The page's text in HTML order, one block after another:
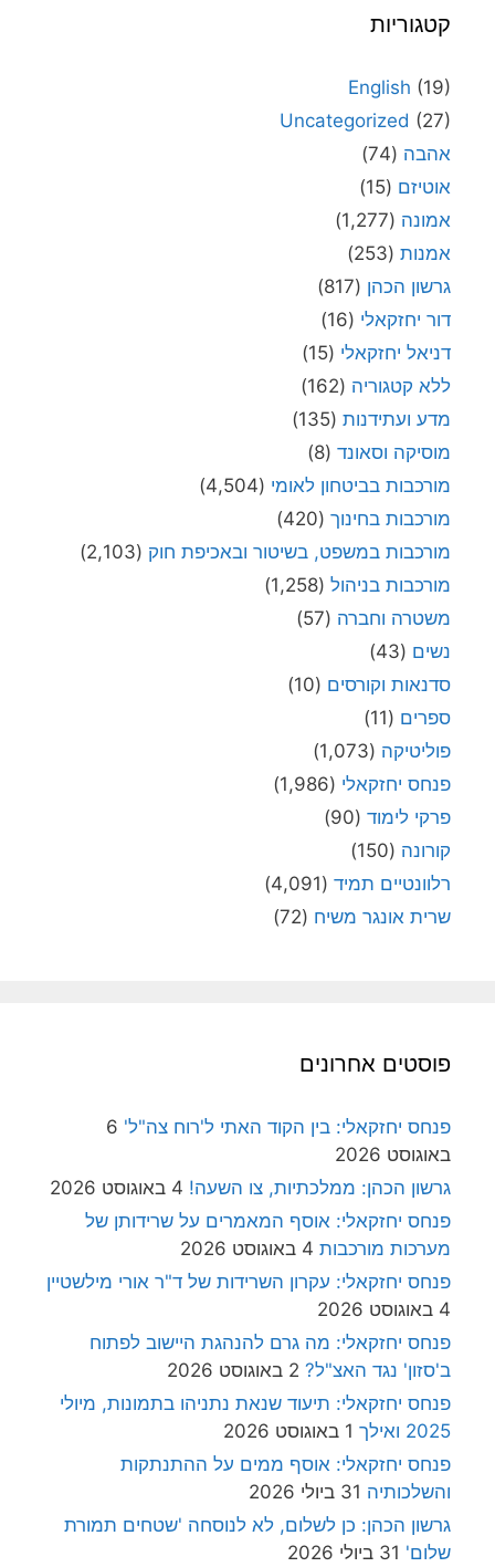
קטגוריות
English (19)
Uncategorized (27)
אהבה (74)
אוטיזם (15)
אמונה (1,277)
אמנות (253)
גרשון הכהן (817)
דור יחזקאלי (16)
דניאל יחזקאלי (15)
ללא קטגוריה (162)
מדע ועתידנות (135)
מוסיקה וסאונד (8)
מורכבות בביטחון לאומי (4,504)
מורכבות בחינוך (420)
מורכבות במשפט, בשיטור ובאכיפת חוק (2,103)
מורכבות בניהול (1,258)
משטרה וחברה (57)
נשים (43)
סדנאות וקורסים (10)
ספרים (11)
פוליטיקה (1,073)
פנחס יחזקאלי (1,986)
פרקי לימוד (90)
קורונה (150)
רלוונטיים תמיד (4,091)
שרית אונגר משיח (72)
פוסטים אחרונים
פנחס יחזקאלי: בין הקוד האתי ל'רוח צה"ל' 6
באוגוסט 2026
גרשון הכהן: ממלכתיות, צו השעה! 4 באוגוסט 2026
פנחס יחזקאלי: אוסף המאמרים על שרידותן של
מערכות מורכבות 4 באוגוסט 2026
פנחס יחזקאלי: עקרון השרידות של ד"ר אורי מילשטיין
4 באוגוסט 2026
פנחס יחזקאלי: מה גרם להנהגת היישוב לפתוח
ב'סזון' נגד האצ"ל? 2 באוגוסט 2026
פנחס יחזקאלי: תיעוד שנאת נתניהו בתמונות, מיולי
2025 ואילך
1 באוגוסט 2026
פנחס יחזקאלי: אוסף ממים על ההתנתקות
והשלכותיה 31 ביולי 2026
גרשון הכהן: כן לשלום, לא לנוסחה 'שטחים תמורת
שלום' 31 ביולי 2026